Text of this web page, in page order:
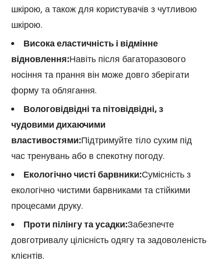
шкірою, а також для користувачів з чутливою
шкірою.
Висока еластичність і відмінне
відновлення:Навіть після багаторазового
носіння та прання він може довго зберігати
форму та облягання.
Вологовідвідні та пітовідвідні, з
чудовими дихаючими
властивостями:Підтримуйте тіло сухим під
час тренувань або в спекотну погоду.
Екологічно чисті барвники:Сумісність з
екологічно чистими барвниками та стійкими
процесами друку.
Проти пілінгу та усадки:Забезпечте
довготривалу цілісність одягу та задоволеність
клієнтів.